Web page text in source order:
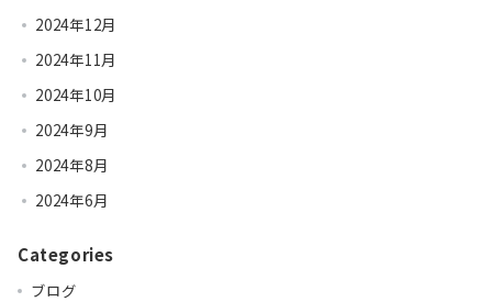
2024年12月
2024年11月
2024年10月
2024年9月
2024年8月
2024年6月
Categories
ブログ